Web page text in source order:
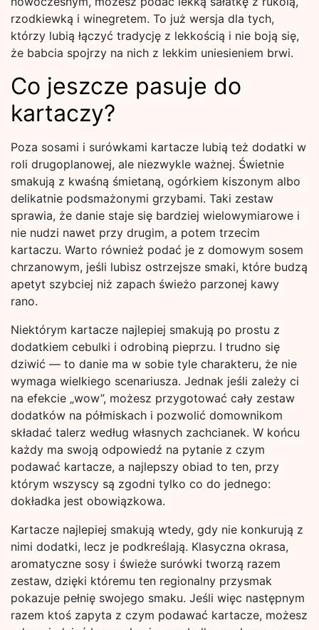
rzodkiewką i winegretem. To już wersja dla tych,
którzy lubią łączyć tradycję z lekkością i nie boją się,
że babcia spojrzy na nich z lekkim uniesieniem brwi.
Co jeszcze pasuje do
kartaczy?
Poza sosami i surówkami kartacze lubią też dodatki w
roli drugoplanowej, ale niezwykle ważnej. Świetnie
smakują z kwaśną śmietaną, ogórkiem kiszonym albo
delikatnie podsmażonymi grzybami. Taki zestaw
sprawia, że danie staje się bardziej wielowymiarowe i
nie nudzi nawet przy drugim, a potem trzecim
kartaczu. Warto również podać je z domowym sosem
chrzanowym, jeśli lubisz ostrzejsze smaki, które budzą
apetyt szybciej niż zapach świeżo parzonej kawy
rano.
Niektórym kartacze najlepiej smakują po prostu z
dodatkiem cebulki i odrobiną pieprzu. I trudno się
dziwić — to danie ma w sobie tyle charakteru, że nie
wymaga wielkiego scenariusza. Jednak jeśli zależy ci
na efekcie „wow”, możesz przygotować cały zestaw
dodatków na półmiskach i pozwolić domownikom
składać talerz według własnych zachcianek. W końcu
każdy ma swoją odpowiedź na pytanie z czym
podawać kartacze, a najlepszy obiad to ten, przy
którym wszyscy są zgodni tylko co do jednego:
dokładka jest obowiązkowa.
Kartacze najlepiej smakują wtedy, gdy nie konkurują z
nimi dodatki, lecz je podkreślają. Klasyczna okrasa,
aromatyczne sosy i świeże surówki tworzą razem
zestaw, dzięki któremu ten regionalny przysmak
pokazuje pełnię swojego smaku. Jeśli więc następnym
razem ktoś zapyta z czym podawać kartacze, możesz